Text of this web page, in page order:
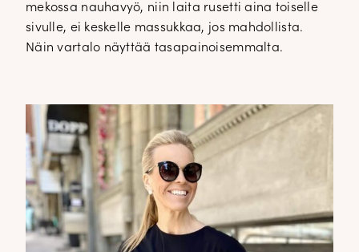
mekossa nauhavyö, niin laita rusetti aina toiselle
sivulle, ei keskelle massukkaa, jos mahdollista.
Näin vartalo näyttää tasapainoisemmalta.